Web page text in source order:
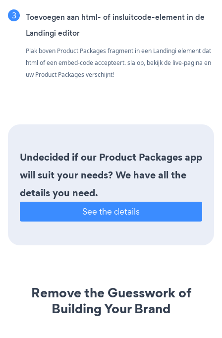
Toevoegen aan html- of insluitcode-element in de
Landingi editor
Plak boven Product Packages fragment in een Landingi element dat
html of een embed-code accepteert. sla op, bekijk de live-pagina en
uw Product Packages verschijnt!
Undecided if our Product Packages app
will suit your needs? We have all the
details you need.
See the details
Remove the Guesswork of
Building Your Brand